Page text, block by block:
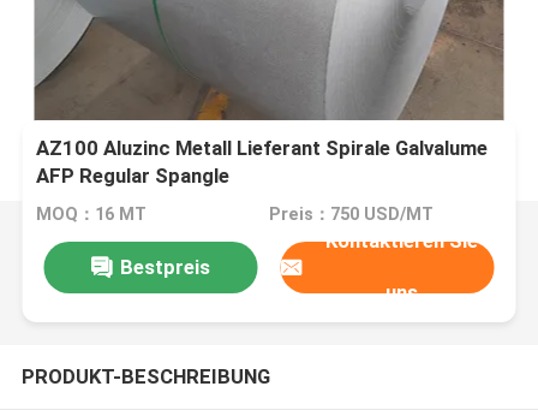
AZ100 Aluzinc Metall Lieferant Spirale Galvalume
AFP Regular Spangle
MOQ：16 MT Preis：750 USD/MT
Bestpreis
Kontaktieren Sie
uns
PRODUKT-BESCHREIBUNG